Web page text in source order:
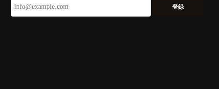
久しぶりに買えました。 相変わらずギラッギラで素晴
登録